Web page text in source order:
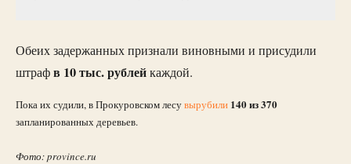
Обеих задержанных признали виновными и присудили
штрафв 10 тыс. рублейкаждой.
Пока их судили, в Прокуровском лесувырубили 140 из 370
запланированных деревьев.
Фото: province.ru